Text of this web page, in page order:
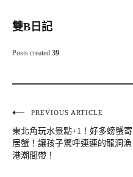
雙B日記
Posts created 39
文
章
導
PREVIOUS ARTICLE
東北角玩水景點+1！好多螃蟹寄
居蟹！讓孩子驚呼連連的龍洞漁
港潮間帶！